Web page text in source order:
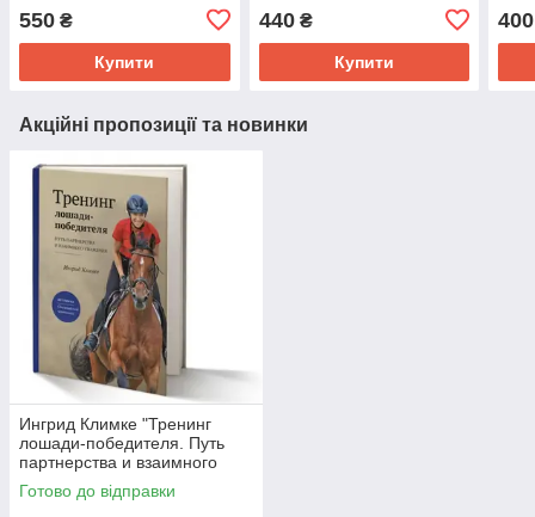
550 ₴
Купити
440₴
Купити
400
Акційні пропозиції та новинки
Ингрид Климке "Тренинг
лошади-победителя. Путь
партнерства и взаимного
уважения. "( УЦЕНКА)
Готово до відправки